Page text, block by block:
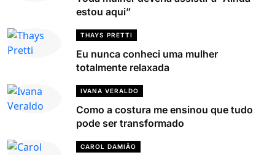
estou aqui”
THAYS PRETTI
Eu nunca conheci uma mulher
totalmente relaxada
IVANA VERALDO
Como a costura me ensinou que tudo
pode ser transformado
CAROL DAMIÃO